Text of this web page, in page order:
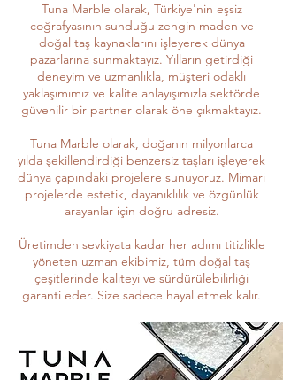
Tuna Marble olarak, Türkiye'nin eşsiz
coğrafyasının sunduğu zengin maden ve
doğal taş kaynaklarını işleyerek dünya
pazarlarına sunmaktayız. Yılların getirdiği
deneyim ve uzmanlıkla, müşteri odaklı
yaklaşımımız ve kalite anlayışımızla sektörde
güvenilir bir partner olarak öne çıkmaktayız.
Tuna Marble olarak, doğanın milyonlarca
yılda şekillendirdiği benzersiz taşları işleyerek
dünya çapındaki projelere sunuyoruz. Mimari
projelerde estetik, dayanıklılık ve özgünlük
arayanlar için doğru adresiz.
Üretimden sevkiyata kadar her adımı titizlikle
yöneten uzman ekibimiz, tüm doğal taş
çeşitlerinde kaliteyi ve sürdürülebilirliği
garanti eder. Size sadece hayal etmek kalır.